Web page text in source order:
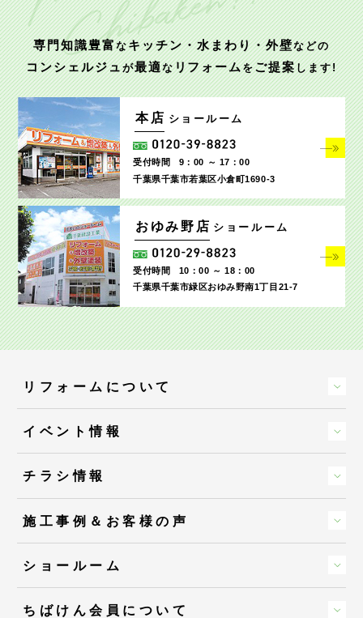
専門知識豊富なキッチン・水まわり・外壁などの
コンシェルジュが最適なリフォームをご提案します!
本店 ショールーム
受付時間
9：00 ～ 17：00
千葉県千葉市若葉区小倉町1690‐3
おゆみ野店 ショールーム
受付時間
10：00 ～ 18：00
千葉県千葉市緑区おゆみ野南1丁目21-7
リフォームについて
イベント情報
チラシ情報
施工事例＆お客様の声
ショールーム
ちばけん会員について